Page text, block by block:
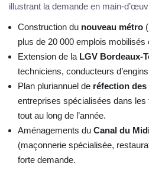
illustrant la demande en main-
Construction du nouveau métro
plus de 20 000 emplois mobilisés
Extension de la LGV Bordeaux-
techniciens, conducteurs
Plan pluriannuel de réfection
entreprises spécialisées dans
tout au long de l’année.
Aménagements du Canal du
(maçonnerie spécialisée,
forte demande.